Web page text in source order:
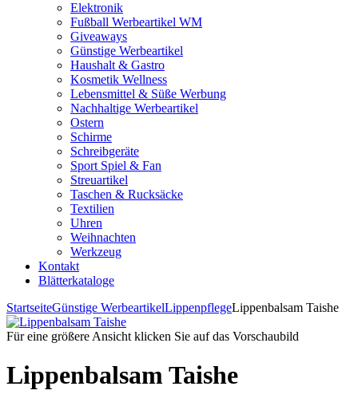
Elektronik
Fußball Werbeartikel WM
Giveaways
Günstige Werbeartikel
Haushalt & Gastro
Kosmetik Wellness
Lebensmittel & Süße Werbung
Nachhaltige Werbeartikel
Ostern
Schirme
Schreibgeräte
Sport Spiel & Fan
Streuartikel
Taschen & Rucksäcke
Textilien
Uhren
Weihnachten
Werkzeug
Kontakt
Blätterkataloge
StartseiteGünstige WerbeartikelLippenpflegeLippenbalsam Taishe
Für eine größere Ansicht klicken Sie auf das Vorschaubild
Lippenbalsam Taishe